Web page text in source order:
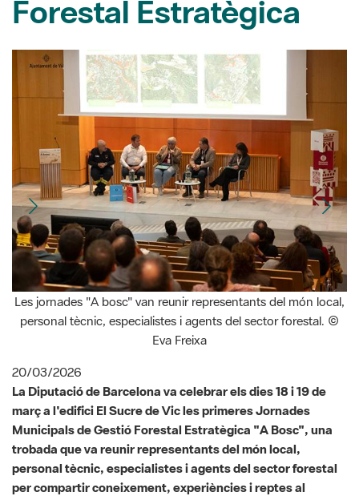
Les jornades "A bosc" van reunir representants del món local,
personal tècnic, especialistes i agents del sector forestal. ©
Eva Freixa
20/03/2026
La Diputació de Barcelona va celebrar els dies 18 i 19 de
Municipals de Gestió Forestal Estratègica "A Bosc", una
trobada que va reunir representants del món local,
personal tècnic, especialistes i agents del sector forestal
per compartir coneixement, experiències i reptes al
voltant de la gestió dels boscos en un context de canvi
climàtic. Les jornades, que neixen amb voluntat de
continuïtat i de convertir-se en un espai anual de